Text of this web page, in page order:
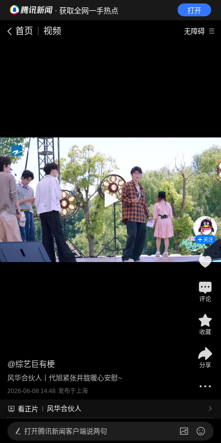
· 获取全网一手热点 打开
首页 视频 无障碍
@综艺巨有梗
风华合伙人丨代旭紧张井胧暖心安慰~
2026-06-08 14:48 发布于上海
看正片 风华合伙人
关注
评论
收藏
分享
打开腾讯新闻客户端说两句